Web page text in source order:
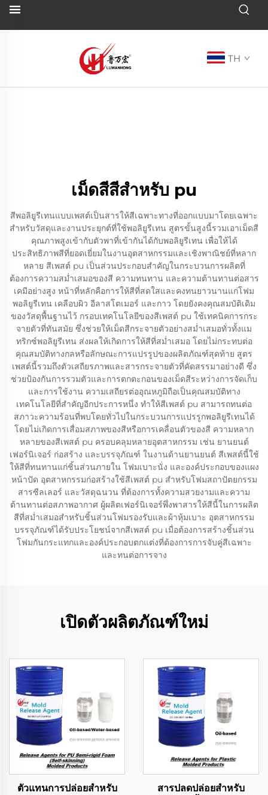
TH
เม็ดสีสีสำหรับ pu
สีพอลิยูรีเทนแบบเพสต์เป็นสารให้สีเฉพาะทางที่ออกแบบมาโดยเฉพาะ
สำหรับวัสดุและงานประยุกต์ที่ใช้พอลิยูรีเทน สูตรขั้นสูงนี้รวมเอาเม็ดสี
คุณภาพสูงเข้ากับตัวพาที่เข้ากันได้กับพอลิยูรีเทน เพื่อให้ได้
ประสิทธิภาพสีที่ยอดเยี่ยมในงานอุตสาหกรรมและเชิงพาณิชย์ที่หลาก
หลาย สีเพสต์ pu เป็นส่วนประกอบสำคัญในกระบวนการผลิตที่
ต้องการความสม่ำเสมอของสี ความทนทาน และความต้านทานต่อสาร
เคมีอย่างสูง หน้าที่หลักคือการให้สีที่สดใสและคงทนยาวนานแก่โฟม
พอลิยูรีเทน เคลือบผิว อีลาสโตเมอร์ และกาว โดยยังคงคุณสมบัติเดิม
ของวัสดุพื้นฐานไว้ กรอบเทคโนโลยีของสีเพสต์ pu ใช้เทคนิคการกระ
จายตัวที่ทันสมัย ซึ่งช่วยให้เม็ดสีกระจายตัวอย่างสม่ำเสมอทั่วทั้งแม
ทริกซ์พอลิยูรีเทน ส่งผลให้เกิดการให้สีที่สม่ำเสมอ โดยไม่กระทบต่อ
คุณสมบัติทางกลหรือลักษณะการแปรรูปของผลิตภัณฑ์สุดท้าย สูตร
เพสต์นี้รวมถึงตัวเสถียรภาพและสารกระจายตัวที่คัดสรรมาอย่างดี ซึ่ง
ช่วยป้องกันการรวมตัวและการตกตะกอนของเม็ดสีระหว่างการจัดเก็บ
และการใช้งาน ความเสถียรต่ออุณหภูมิถือเป็นคุณสมบัติทาง
เทคโนโลยีที่สำคัญอีกประการหนึ่ง ทำให้สีเพสต์ pu สามารถทนต่อ
สภาวะความร้อนที่พบโดยทั่วไปในกระบวนการแปรรูกพอลิยูรีเทนได้
โดยไม่เกิดการเสื่อมสภาพของสีหรือการเคลื่อนตัวของสี ความหลาก
หลายของสีเพสต์ pu ครอบคลุมหลายอุตสาหกรรม เช่น ยานยนต์
เฟอร์นิเจอร์ ก่อสร้าง และบรรจุภัณฑ์ ในงานด้านยานยนต์ สีเพสต์นี้ใช้
ให้สีที่ทนทานแก่ชิ้นส่วนภายใน โฟมเบาะนั่ง และองค์ประกอบของแผง
หน้าปัด อุตสาหกรรมก่อสร้างใช้สีเพสต์ pu สำหรับโฟมสถาปัตยกรรม
สารซีลเลอร์ และวัสดุฉนวน ที่ต้องการทั้งความสวยงามและความ
ต้านทานต่อสภาพอากาศ ผู้ผลิตเฟอร์นิเจอร์พึ่งพาสารให้สีนี้ในการผลิต
สีที่สม่ำเสมอสำหรับชิ้นส่วนโฟมรองรับและผ้าหุ้มเบาะ อุตสาหกรรม
บรรจุภัณฑ์ได้รับประโยชน์จากสีเพสต์ pu เมื่อต้องการสร้างชิ้นส่วน
โฟมกันกระแทกและองค์ประกอบตกแต่งที่ต้องการการจับคู่สีเฉพาะ
และทนต่อการจาง
เปิดตัวผลิตภัณฑ์ใหม่
ตัวแทนการปล่อยสำหรับ
สารปลดปล่อยสำหรับ